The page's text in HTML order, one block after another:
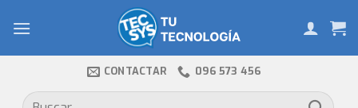
CONTACTAR 096 573 456
Buscar